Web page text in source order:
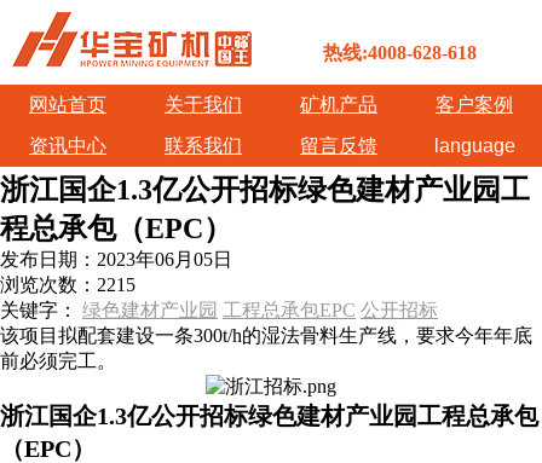
热线:4008-628-618
网站首页 关于我们 矿机产品
客户案例
资讯中心
联系我们 留言反馈 language
浙江国企1.3亿公开招标绿色建材产业园工
程总承包（EPC）
发布日期： 2023年06月05日
浏览次数： 2215
关键字： 绿色建材产业园 工程总承包EPC 公开招标
该项目拟配套建设一条300t/h的湿法骨料生产线，要求今年年底
前必须完工。
浙江国企1.3亿公开招标绿色建材产业园工程总承包
（EPC）